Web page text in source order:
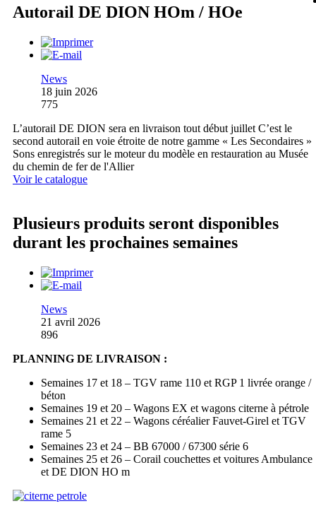
Autorail DE DION HOm / HOe
News
18 juin 2026
775
L’autorail DE DION sera en livraison tout début juillet C’est le
second autorail en voie étroite de notre gamme « Les Secondaires »
Sons enregistrés sur le moteur du modèle en restauration au Musée
du chemin de fer de l'Allier
Voir le catalogue
Plusieurs produits seront disponibles
durant les prochaines semaines
News
21 avril 2026
896
PLANNING DE LIVRAISON :
Semaines 17 et 18 – TGV rame 110 et RGP 1 livrée orange /
béton
Semaines 19 et 20 – Wagons EX et wagons citerne à pétrole
Semaines 21 et 22 – Wagons céréalier Fauvet-Girel et TGV
rame 5
Semaines 23 et 24 – BB 67000 / 67300 série 6
Semaines 25 et 26 – Corail couchettes et voitures Ambulance
et DE DION HO m